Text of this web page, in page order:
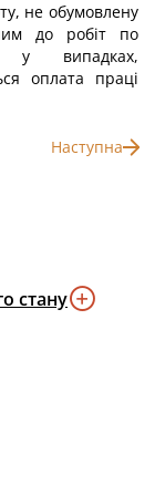
не обумовлену
до робіт по
у випадках,
оплата праці
Наступна
стану